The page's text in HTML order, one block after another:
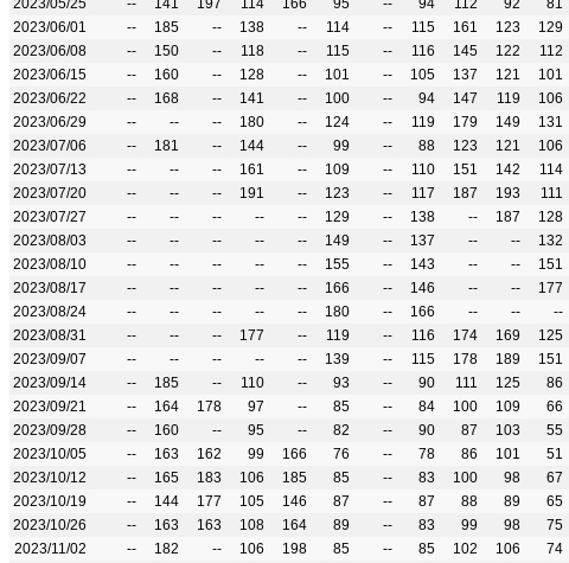
2023/05/25
-- 141 197 114 166 95 -- 94 112 92 81
2023/06/01
-- 185 -- 138 -- 114 -- 115 161 123 129
2023/06/08
-- 150 -- 118 -- 115 -- 116 145 122 112
2023/06/15
-- 160 -- 128 -- 101 -- 105 137 121 101
2023/06/22
-- 168 -- 141 -- 100 -- 94 147 119 106
2023/06/29
-- -- -- 180 -- 124 -- 119 179 149 131
2023/07/06
-- 181 -- 144 -- 99 -- 88 123 121 106
2023/07/13
-- -- -- 161 -- 109 -- 110 151 142 114
2023/07/20
-- -- -- 191 -- 123 -- 117 187 193 111
2023/07/27
-- -- -- -- -- 129 -- 138 -- 187 128
2023/08/03
-- -- -- -- -- 149 -- 137 -- -- 132
2023/08/10
-- -- -- -- -- 155 -- 143 -- -- 151
2023/08/17
-- -- -- -- -- 166 -- 146 -- -- 177
2023/08/24
-- -- -- -- -- 180 -- 166 -- -- --
2023/08/31
-- -- -- 177 -- 119 -- 116 174 169 125
2023/09/07
-- -- -- -- -- 139 -- 115 178 189 151
2023/09/14
-- 185 -- 110 -- 93 -- 90 111 125 86
2023/09/21
-- 164 178 97 -- 85 -- 84 100 109 66
2023/09/28
-- 160 -- 95 -- 82 -- 90 87 103 55
2023/10/05
-- 163 162 99 166 76 -- 78 86 101 51
2023/10/12
-- 165 183 106 185 85 -- 83 100 98 67
2023/10/19
-- 144 177 105 146 87 -- 87 88 89 65
2023/10/26
-- 163 163 108 164 89 -- 83 99 98 75
2023/11/02
-- 182 -- 106 198 85 -- 85 102 106 74